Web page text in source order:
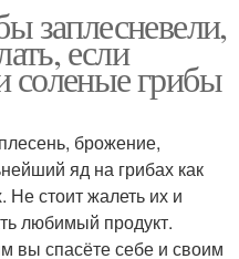
заплесневели,
если
соленые грибы
брожение,
яд на грибах как
стоит жалеть их и
любимый продукт.
вы спасёте себе и своим